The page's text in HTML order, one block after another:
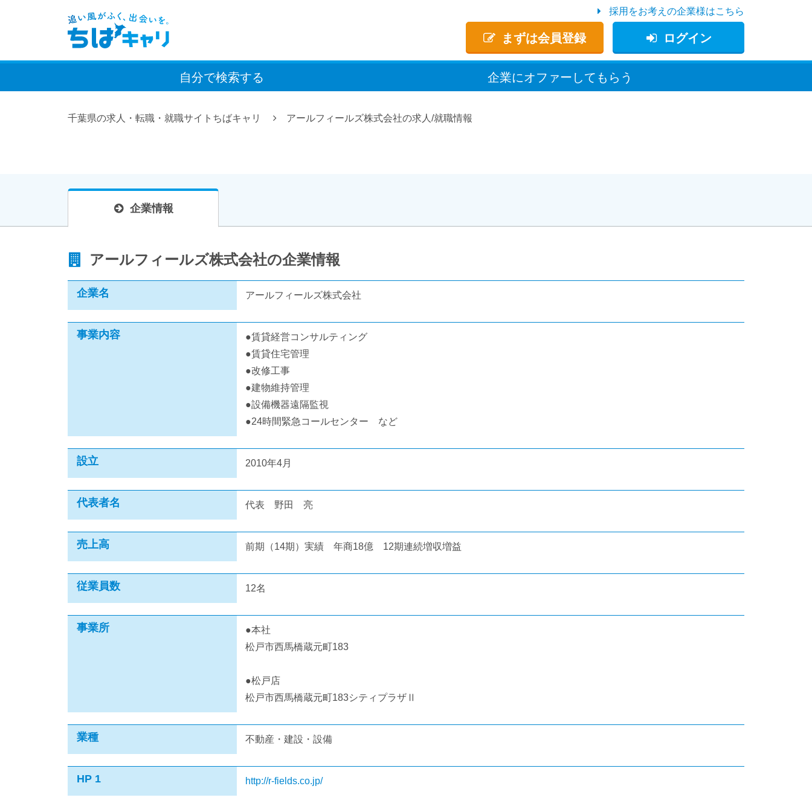
まずは会員登録 ログイン
採用をお考えの企業様はこちら
自分で検索する 企業にオファー してもらう
千葉県の求人・転職・就職サイトちばキャリ アールフィールズ株式会社の求人/就職情報
企業情報
アールフィールズ株式会社の企業情報
企業名 アールフィールズ株式会社
事業内容
●賃貸経営コンサルティング
●賃貸住宅管理
●改修工事
●建物維持管理
●設備機器遠隔監視
●24時間緊急コールセンター など
設立 2010年4月
代表者名 代表 野田 亮
売上高 前期（14期）実績 年商18億 12期連続増収増益
従業員数 12名
事業所
●本社
松戸市西馬橋蔵元町183
●松戸店
松戸市西馬橋蔵元町183シティプラザⅡ
業種 不動産・建設・設備
HP 1 http://r-fields.co.jp/